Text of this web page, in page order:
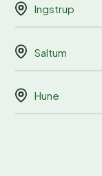
Ingstrup
Saltum
Hune